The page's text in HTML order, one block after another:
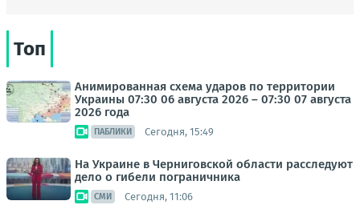
Топ
Анимированная схема ударов по территории
Украины 07:30 06 августа 2026 – 07:30 07 августа
2026 года
ПАБЛИКИ Сегодня, 15:49
На Украине в Черниговской области расследуют
дело о гибели пограничника
СМИ Сегодня, 11:06